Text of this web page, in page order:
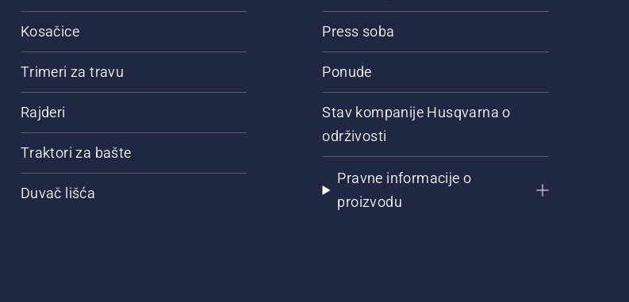
Kosačice
Trimeri za travu
Rajderi
Traktori za bašte
Duvač lišća
Press soba
Ponude
Stav kompanije Husqvarna o
održivosti
Pravne informacije o
proizvodu